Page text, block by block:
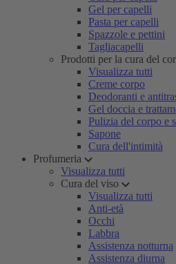
Gel per capelli
Pasta per capelli
Spazzole e pettini
Tagliacapelli
Prodotti per la cura del
Visualizza tutti
Creme corpo
Deodoranti e
Gel doccia e
Pulizia del corpo e
Sapone
Cura dell'intimità
Profumeria
Visualizza tutti
Cura del viso
Visualizza tutti
Anti-età
Occhi
Labbra
Assistenza notturna
Assistenza diurna